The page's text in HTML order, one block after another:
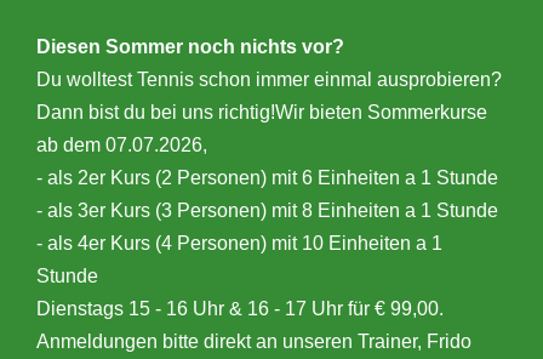
Diesen Sommer noch nichts vor?
Du wolltest Tennis schon immer einmal ausprobieren?
Dann bist du bei uns richtig!Wir bieten Sommerkurse
ab dem 07.07.2026,
- als 2er Kurs (2 Personen) mit 6 Einheiten a 1 Stunde
- als 3er Kurs (3 Personen) mit 8 Einheiten a 1 Stunde
- als 4er Kurs (4 Personen) mit 10 Einheiten a 1
Stunde
Dienstags 15 - 16 Uhr & 16 - 17 Uhr für € 99,00.
Anmeldungen bitte direkt an unseren Trainer, Frido